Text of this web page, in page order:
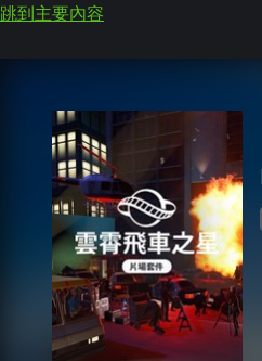
跳到主要內容